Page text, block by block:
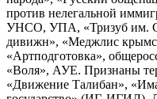
против нелегальной
УНСО, УПА, «Тризуб им.
дивижн», «Меджлис
«Артподготовка»,
«Воля», АУЕ. Признаны
«Движение Талибан»,